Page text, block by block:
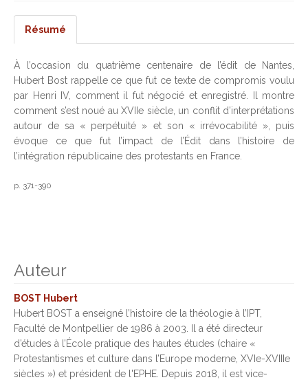
Résumé
À l’occasion du quatrième centenaire de l’édit de Nantes,
Hubert Bost rappelle ce que fut ce texte de compromis voulu
par Henri IV, comment il fut négocié et enregistré. Il montre
comment s’est noué au XVIIe siècle, un conflit d’interprétations
autour de sa « perpétuité » et son « irrévocabilité », puis
évoque ce que fut l’impact de l’Édit dans l’histoire de
l’intégration républicaine des protestants en France.
p. 371-390
Auteur
BOST Hubert
Hubert BOST a enseigné l’histoire de la théologie à l’IPT,
Faculté de Montpellier de 1986 à 2003. Il a été directeur
d’études à l’École pratique des hautes études (chaire «
Protestantismes et culture dans l’Europe moderne, XVIe-XVIIIe
siècles ») et président de l'EPHE. Depuis 2018, il est vice-